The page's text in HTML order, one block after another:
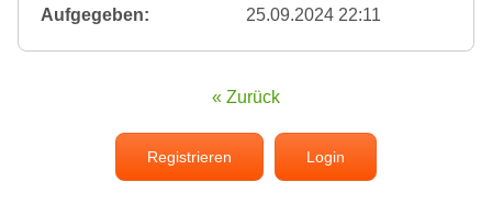
Aufgegeben:
25.09.2024 22:11
« Zurück
Registrieren Login